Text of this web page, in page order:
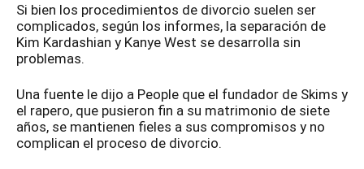
Si bien los procedimientos de divorcio suelen ser
complicados, según los informes, la separación de
Kim Kardashian y Kanye West se desarrolla sin
problemas.
Una fuente le dijo a People que el fundador de Skims y
el rapero, que pusieron fin a su matrimonio de siete
años, se mantienen fieles a sus compromisos y no
complican el proceso de divorcio.